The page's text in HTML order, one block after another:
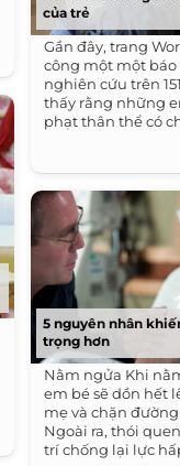
của trẻ
Gần đây, trang
công một một
nghiên cứu trên
thấy rằng những
phạt thân thể có
5 nguyên nhân
trọng hơn
Nằm ngửa Khi
em bé sẽ dồn hết
mẹ và chặn
Ngoài ra, thói
trí chống lại lực